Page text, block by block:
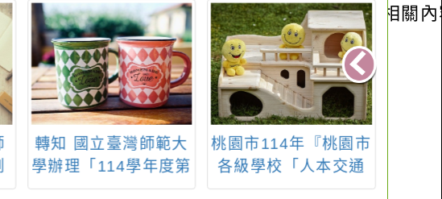
轉知 國立臺灣師範大
學辦理「114學年度第
一學期 PASSION 國
桃園市114年『桃園市
各級學校「人本交通
教育」融入教學教案